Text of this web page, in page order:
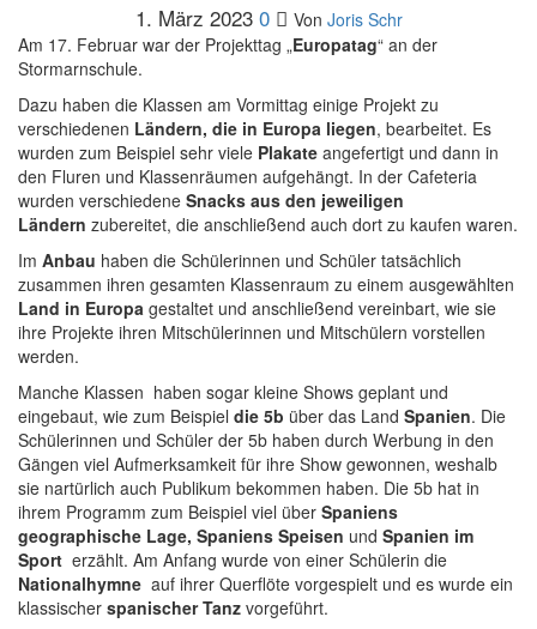
1. März 2023 0 Von Joris Schr
Am 17. Februar war der Projekttag „Europatag“ an der
Stormarnschule.
Dazu haben die Klassen am Vormittag einige Projekt zu
verschiedenen Ländern, die in Europa liegen, bearbeitet. Es
wurden zum Beispiel sehr viele Plakate angefertigt und dann in
den Fluren und Klassenräumen aufgehängt. In der Cafeteria
wurden verschiedene Snacks aus den jeweiligen
Ländern zubereitet, die anschließend auch dort zu kaufen waren.
Im Anbau haben die Schülerinnen und Schüler tatsächlich
zusammen ihren gesamten Klassenraum zu einem ausgewählten
Land in Europa gestaltet und anschließend vereinbart, wie sie
ihre Projekte ihren Mitschülerinnen und Mitschülern vorstellen
werden.
Manche Klassen haben sogar kleine Shows geplant und
eingebaut, wie zum Beispiel die 5b über das Land Spanien. Die
Schülerinnen und Schüler der 5b haben durch Werbung in den
Gängen viel Aufmerksamkeit für ihre Show gewonnen, weshalb
sie nartürlich auch Publikum bekommen haben. Die 5b hat in
ihrem Programm zum Beispiel viel über Spaniens
geographische Lage, Spaniens Speisen und Spanien im
Sport erzählt. Am Anfang wurde von einer Schülerin die
Nationalhymne auf ihrer Querflöte vorgespielt und es wurde ein
klassischer spanischer Tanz vorgeführt.